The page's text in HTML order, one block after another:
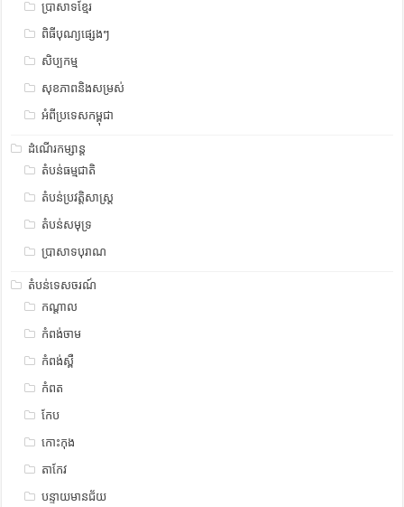
ប្រាសាទខ្មែរ
ពិធីបុណ្យផ្សេងៗ
សិប្បកម្ម
សុខភាពនិងសម្រស់
អំពីប្រទេសកម្ពុជា
ដំណើរកម្សាន្ត
តំបន់ធម្មជាតិ
តំបន់ប្រវត្តិសាស្រ្ត
តំបន់សមុទ្រ
ប្រាសាទបុរាណ
តំបន់ទេសចរណ៍
កណ្តាល
កំពង់ចាម
កំពង់ស្ពឺ
កំពត
កែប
កោះកុង
តាកែវ
បន្ទាយមានជ័យ